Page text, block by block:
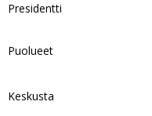
Presidentti
Puolueet
Keskusta